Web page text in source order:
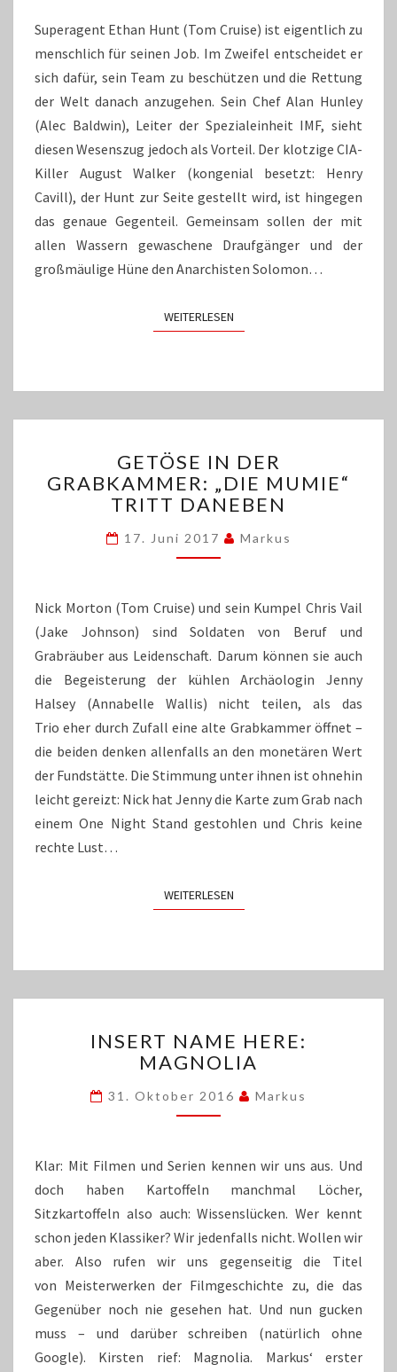
LOCKER
AB
Superagent Ethan Hunt (Tom Cruise) ist eigentlich zu
menschlich für seinen Job. Im Zweifel entscheidet er
sich dafür, sein Team zu beschützen und die Rettung
der Welt danach anzugehen. Sein Chef Alan Hunley
(Alec Baldwin), Leiter der Spezialeinheit IMF, sieht
diesen Wesenszug jedoch als Vorteil. Der klotzige CIA-
Killer August Walker (kongenial besetzt: Henry
Cavill), der Hunt zur Seite gestellt wird, ist hingegen
das genaue Gegenteil. Gemeinsam sollen der mit
allen Wassern gewaschene Draufgänger und der
großmäulige Hüne den Anarchisten Solomon…
WEITERLESENWEITERLESEN
IN
DER
GRABKAMMER:
MUMIE“
TRITT
GETÖSE IN DER
GRABKAMMER: „DIE MUMIE“
TRITT DANEBEN
17. Juni 2017 Markus
Nick Morton (Tom Cruise) und sein Kumpel Chris Vail
(Jake Johnson) sind Soldaten von Beruf und
Grabräuber aus Leidenschaft. Darum können sie auch
die Begeisterung der kühlen Archäologin Jenny
Halsey (Annabelle Wallis) nicht teilen, als das
Trio eher durch Zufall eine alte Grabkammer öffnet –
die beiden denken allenfalls an den monetären Wert
der Fundstätte. Die Stimmung unter ihnen ist ohnehin
leicht gereizt: Nick hat Jenny die Karte zum Grab nach
einem One Night Stand gestohlen und Chris keine
rechte Lust…
WEITERLESENWEITERLESEN
NAME
HERE:
INSERT NAME HERE:
MAGNOLIA
31. Oktober 2016 Markus
Klar: Mit Filmen und Serien kennen wir uns aus. Und
doch haben Kartoffeln manchmal Löcher,
Sitzkartoffeln also auch: Wissenslücken. Wer kennt
schon jeden Klassiker? Wir jedenfalls nicht. Wollen wir
aber. Also rufen wir uns gegenseitig die Titel
von Meisterwerken der Filmgeschichte zu, die das
Gegenüber noch nie gesehen hat. Und nun gucken
muss – und darüber schreiben (natürlich ohne
Google). Kirsten rief: Magnolia. Markus‘ erster